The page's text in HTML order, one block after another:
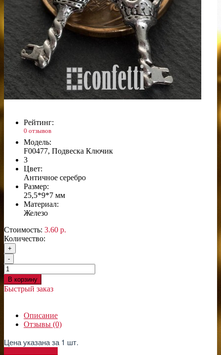
Рейтинг:
0 отзывов
Модель:
F00477, Подвеска Ключик
3
Цвет:
Античное серебро
Размер:
25,5*9*7 мм
Материал:
Железо
Стоимость: 3.60 р.
Количество:
+
-
В корзину
Быстрый заказ
Описание
Отзывы (0)
Цена указана за 1 шт.